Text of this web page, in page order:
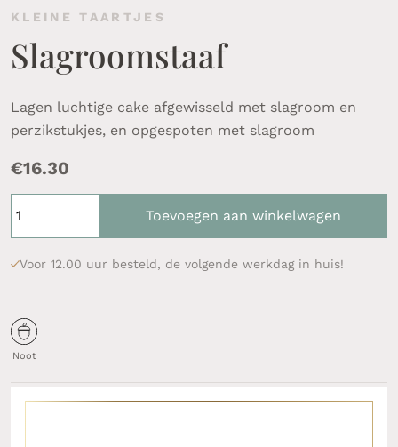
KLEINE TAARTJES
Slagroomstaaf
Lagen luchtige cake afgewisseld met slagroom en
perzikstukjes, en opgespoten met slagroom
€16.30
Toevoegen aan winkelwagen
Voor 12.00 uur besteld, de volgende werkdag in huis!
Noot